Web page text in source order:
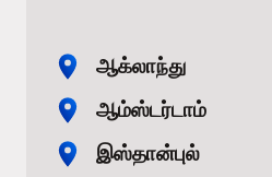
ஆக்லாந்து
ஆம்ஸ்டர்டாம்
இஸ்தான்புல்